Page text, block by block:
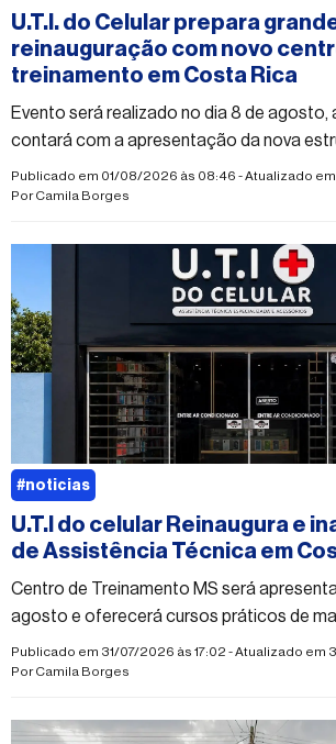
U.T.I. do Celular prepara
reinauguração com novo
treinamento em Costa Rica
Evento será realizado no dia 8 de agosto,
contará com a apresentação da nova
Publicado em 01/08/2026 às 08:46 - Atualizado
PorCamila Borges
U.T.I do celular Reinaugura e
de Assistência Técnica em
Centro de Treinamento MS será
agosto e oferecerá cursos práticos de
celulares para iniciantes e profissionais da
Publicado em 31/07/2026 às 17:02 - Atualizado em
PorCamila Borges
#noticias